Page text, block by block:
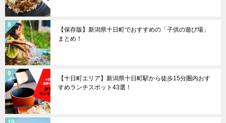
【保存版】新潟県十日町でおすすめの「子供の遊び場」
まとめ！
【十日町エリア】新潟県十日町駅から徒歩15分圏内おす
すめランチスポット43選！